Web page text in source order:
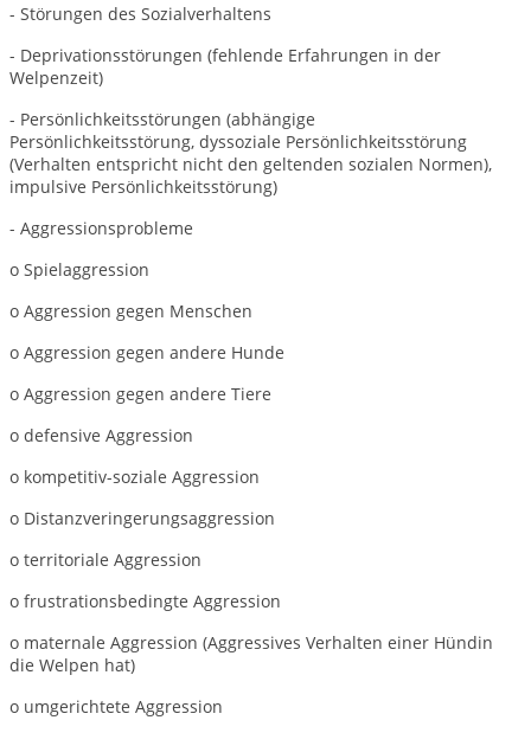
- Störungen des Sozialverhaltens
- Deprivationsstörungen (fehlende Erfahrungen in der
Welpenzeit)
- Persönlichkeitsstörungen (abhängige
Persönlichkeitsstörung, dyssoziale Persönlichkeitsstörung
(Verhalten entspricht nicht den geltenden sozialen Normen),
impulsive Persönlichkeitsstörung)
- Aggressionsprobleme
o Spielaggression
o Aggression gegen Menschen
o Aggression gegen andere Hunde
o Aggression gegen andere Tiere
o defensive Aggression
o kompetitiv-soziale Aggression
o Distanzveringerungsaggression
o territoriale Aggression
o frustrationsbedingte Aggression
o maternale Aggression (Aggressives Verhalten einer Hündin
die Welpen hat)
o umgerichtete Aggression